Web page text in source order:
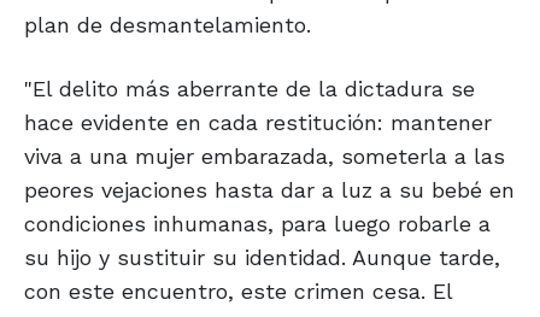
plan de desmantelamiento.
"El delito más aberrante de la dictadura se
hace evidente en cada restitución: mantener
viva a una mujer embarazada, someterla a las
peores vejaciones hasta dar a luz a su bebé en
condiciones inhumanas, para luego robarle a
su hijo y sustituir su identidad. Aunque tarde,
con este encuentro, este crimen cesa. El